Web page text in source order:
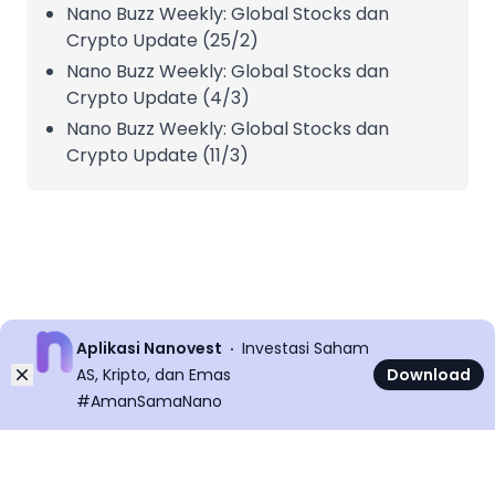
Nano Buzz Weekly: Global Stocks dan
Crypto Update (25/2)
Nano Buzz Weekly: Global Stocks dan
Crypto Update (4/3)
Nano Buzz Weekly: Global Stocks dan
Crypto Update (11/3)
Dismiss
Aplikasi Nanovest
Investasi Saham
AS, Kripto, dan Emas
#AmanSamaNano
Download